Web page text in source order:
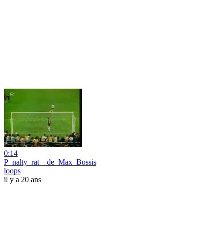
0:14
P_nalty_rat__de_Max_Bossis
loops
il y a 20 ans